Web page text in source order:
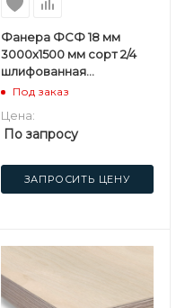
Фанера ФСФ 18 мм
3000х1500 мм сорт 2/4
шлифованная
березовая
Под заказ
Цена:
По запросу
ЗАПРОСИТЬ ЦЕНУ